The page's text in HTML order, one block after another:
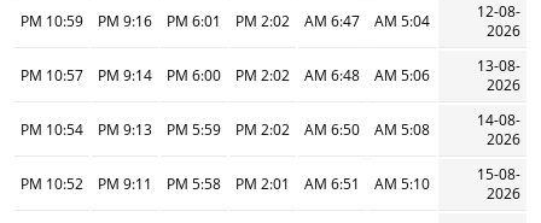
12-08-
2026
5:04 AM
6:47 AM
2:02 PM
6:01 PM
9:16 PM
10:59 PM
13-08-
2026
5:06 AM
6:48 AM
2:02 PM
6:00 PM
9:14 PM
10:57 PM
14-08-
2026
5:08 AM
6:50 AM
2:02 PM
5:59 PM
9:13 PM
10:54 PM
15-08-
2026
5:10 AM
6:51 AM
2:01 PM
5:58 PM
9:11 PM
10:52 PM